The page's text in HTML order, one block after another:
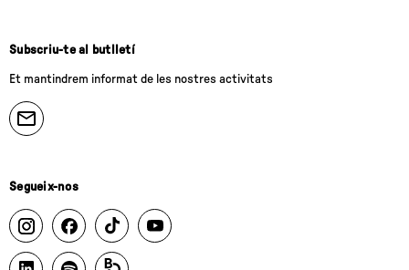
Subscriu-te al butlletí
Et mantindrem informat de les nostres activitats
Segueix-nos